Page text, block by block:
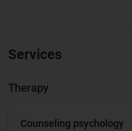
Services
Therapy
Counseling psychology